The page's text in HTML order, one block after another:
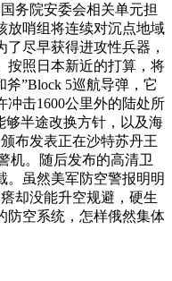
务院安委会相关单元担
放哨组将连续对沉点地域
尽早获得进攻性兵器，
按照日本新近的打算，将
斧”Block 5巡航导弹，它
冲击1600公里外的陆处所
够半途改换方针，以及海
布发表正在沙特苏丹王
机。随后发布的高清卫
。虽然美军防空警报明明
却没能升空规避，硬生
防空系统，怎样俄然集体